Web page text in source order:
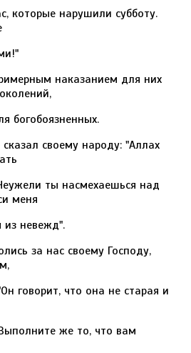
которые нарушили субботу.
наказанием для них
богобоязненных.
своему народу: "Аллах
ты насмехаешься над
меня
из невежд".
за нас своему Господу,
говорит, что она не старая и
же то, что вам